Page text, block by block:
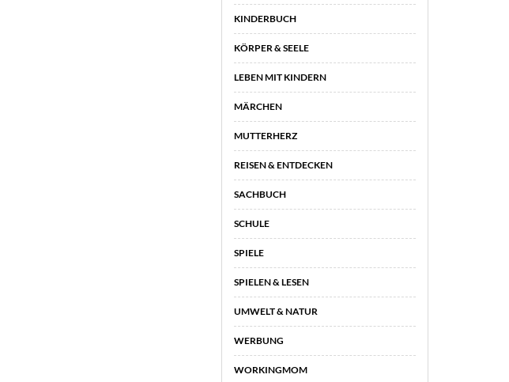
KINDERBUCH
KÖRPER & SEELE
LEBEN MIT KINDERN
MÄRCHEN
MUTTERHERZ
REISEN & ENTDECKEN
SACHBUCH
SCHULE
SPIELE
SPIELEN & LESEN
UMWELT & NATUR
WERBUNG
WORKINGMOM